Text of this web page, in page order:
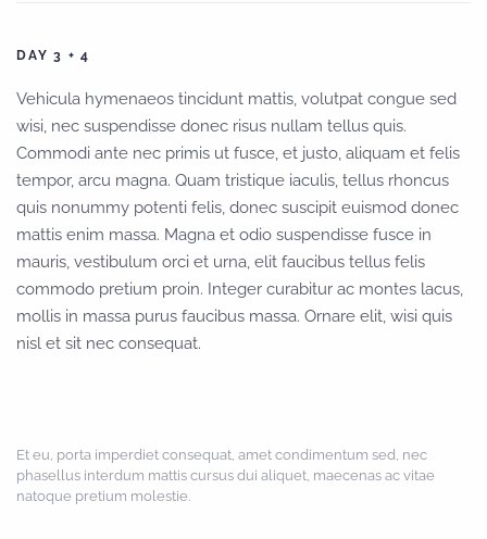
DAY 3 + 4
Vehicula hymenaeos tincidunt mattis, volutpat congue sed
wisi, nec suspendisse donec risus nullam tellus quis.
Commodi ante nec primis ut fusce, et justo, aliquam et felis
tempor, arcu magna. Quam tristique iaculis, tellus rhoncus
quis nonummy potenti felis, donec suscipit euismod donec
mattis enim massa. Magna et odio suspendisse fusce in
mauris, vestibulum orci et urna, elit faucibus tellus felis
commodo pretium proin. Integer curabitur ac montes lacus,
mollis in massa purus faucibus massa. Ornare elit, wisi quis
nisl et sit nec consequat.
Et eu, porta imperdiet consequat, amet condimentum sed, nec
phasellus interdum mattis cursus dui aliquet, maecenas ac vitae
natoque pretium molestie.